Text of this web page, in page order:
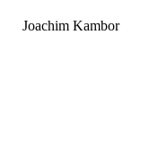
Joachim Kambor